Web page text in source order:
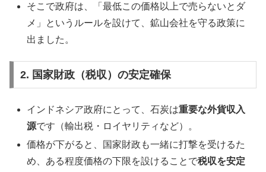
そこで政府は、「最低この価格以上で売らないとダ
メ」というルールを設けて、鉱山会社を守る政策に
出ました。
2. 国家財政（税収）の安定確保
インドネシア政府にとって、石炭は重要な外貨収入
源です（輸出税・ロイヤリティなど）。
価格が下がると、国家財政も一緒に打撃を受けるた
め、ある程度価格の下限を設けることで税収を安定